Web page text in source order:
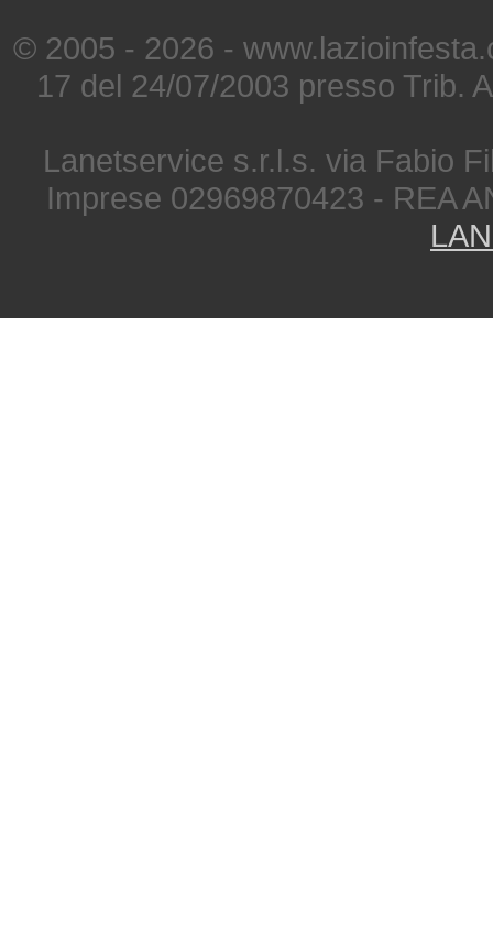
© 2005 - 2026 -
17 del 24/07/2003 presso Trib.
Lanetservice s.r.l.s. via Fabio
Imprese 02969870423 - REA